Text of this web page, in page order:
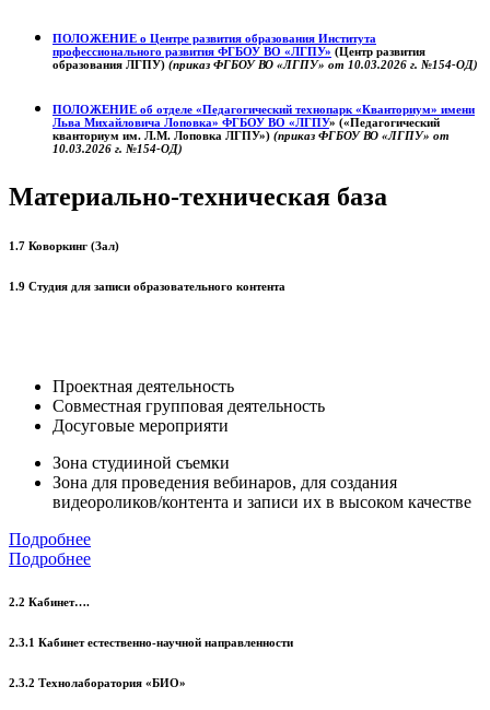
ПОЛОЖЕНИЕ о Центре развития образования Института
профессионального развития ФГБОУ ВО «ЛГПУ» (Центр развития
образования ЛГПУ) (приказ ФГБОУ ВО «ЛГПУ» от 10.03.2026 г. №154-ОД)
ПОЛОЖЕНИЕ об отделе «Педагогический технопарк «Кванториум» имени
Льва Михайловича Лоповка» ФГБОУ ВО «ЛГПУ» («Педагогический
кванториум им. Л.М. Лоповка ЛГПУ») (приказ ФГБОУ ВО «ЛГПУ» от
10.03.2026 г. №154-ОД)
Материально-техническая база
1.7 Коворкинг (Зал)
1.9 Студия для записи образовательного контента
Проектная деятельность
Совместная групповая деятельность
Досуговые мероприяти
Зона студииной съемки
Зона для проведения вебинаров, для создания
видеороликов/контента и записи их в высоком качестве
Подробнее
Подробнее
2.2 Кабинет….
2.3.1 Кабинет естественно-научной направленности
2.3.2 Технолаборатория «БИО»